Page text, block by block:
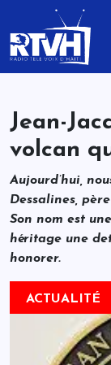
Jean-
volcan
Aujourd’hui,
Dessalines,
Son nom est
héritage une
honorer.
ACTUALITÉ